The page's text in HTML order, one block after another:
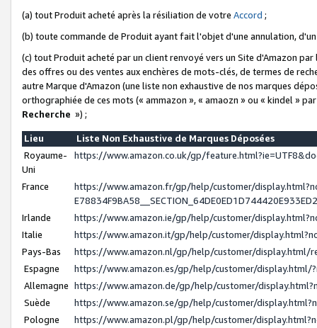
(a) tout Produit acheté après la résiliation de votre Accord ;
(b) toute commande de Produit ayant fait l'objet d'une annulation,
(c) tout Produit acheté par un client renvoyé vers un Site d'Amazon
des offres ou des ventes aux enchères de mots-clés, de termes de
autre Marque d'Amazon (une liste non exhaustive de nos marques
orthographiée de ces mots (« ammazon », « amaozn » ou « kindel »
Recherche ») ;
Lieu
Liste Non Exhaustive de Marques Déposées
Royaume-
Uni
https://www.amazon.co.uk/gp/
France
https://www.amazon.fr/gp/help/customer/
Irlande
https://www.amazon.ie/gp/help/customer/
Italie
https://www.amazon.it/gp/help/customer/
Pays-Bas
https://www.amazon.nl/gp/help/customer/display.html/
Espagne
https://www.amazon.es/gp/help/customer/display.html/
Allemagne https://www.amazon.de/gp/help/customer/
Suède
https://www.amazon.se/gp/help/customer/
Pologne
https://www.amazon.pl/gp/help/customer/